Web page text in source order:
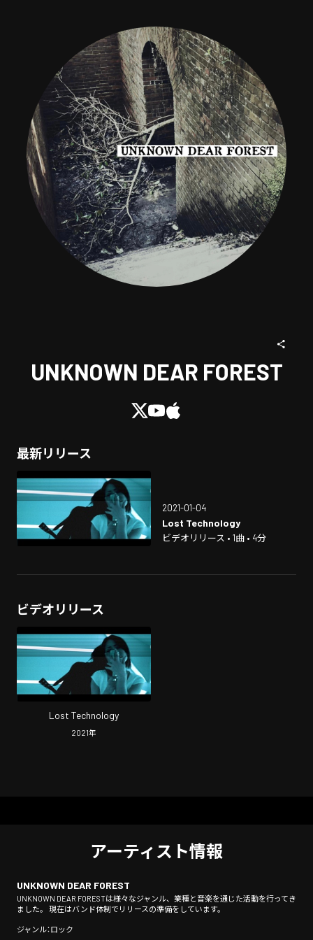
UNKNOWN DEAR FOREST
最新リリース
2021-01-04
Lost Technology
ビデオリリース • 1曲 • 4分
ビデオリリース
Lost Technology
2021年
アーティスト情報
UNKNOWN DEAR FOREST
UNKNOWN DEAR FORESTは様々なジャンル、業種と音楽を通じた活動を行ってき
ました。 現在はバンド体制でリリースの準備をしています。
ジャンル：ロック